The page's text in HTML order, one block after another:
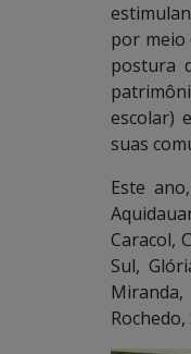
por meio
postura
escolar)
suas
Este
Caracol,
Sul,
Miranda,